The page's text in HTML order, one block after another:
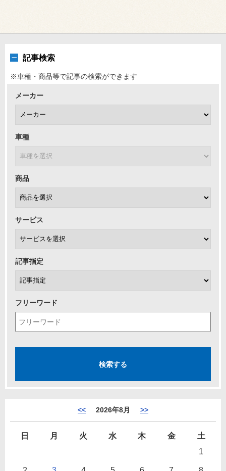
記事検索
※車種・商品等で記事の検索ができます
メーカー
車種
商品
サービス
記事指定
フリーワード
<< 2026年8月 >>
日 月 火 水 木 金
土
1